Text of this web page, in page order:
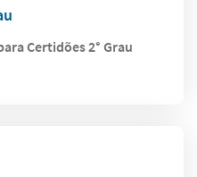
Certidões 2° Grau